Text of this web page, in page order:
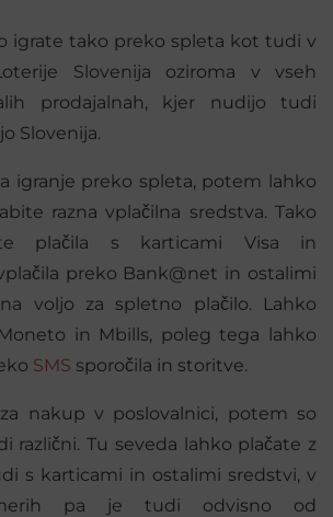
igrate tako preko spleta kot tudi v
Slovenija oziroma v vseh
prodajalnah, kjer nudijo tudi
Slovenija.
igranje preko spleta, potem lahko
razna vplačilna sredstva. Tako
plačila s karticami Visa in
preko Bank@net in ostalimi
voljo za spletno plačilo. Lahko
in Mbills, poleg tega lahko
SMS sporočila in storitve.
nakup v poslovalnici, potem so
različni. Tu seveda lahko plačate z
s karticami in ostalimi sredstvi, v
pa je tudi odvisno od